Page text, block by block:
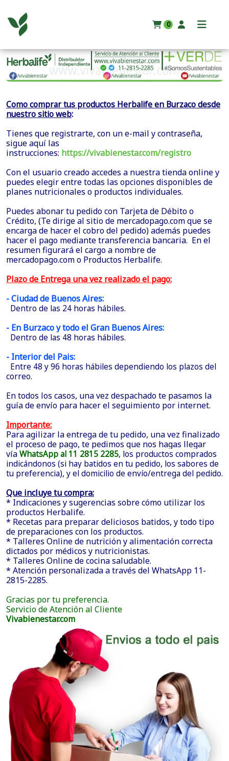
0
Como comprar tus productos Herbalife en Burzaco desde
nuestro sitio web:
Tienes que registrarte, con un e-mail y contraseña,
sigue aquí las
instrucciones: https://vivabienestar.com/registro
Con el usuario creado accedes a nuestra tienda online y
puedes elegir entre todas las opciones disponibles de
planes nutricionales o productos individuales.
Puedes abonar tu pedido con Tarjeta de Débito o
Crédito, (Te dirige al sitio de mercadopago.com que se
encarga de hacer el cobro del pedido) además puedes
hacer el pago mediante transferencia bancaria. En el
resumen figurará el cargo a nombre de
mercadopago.com o Productos Herbalife.
Plazo de Entrega una vez realizado el pago:
- Ciudad de Buenos Aires:
Dentro de las 24 horas hábiles.
- En Burzaco y todo el Gran Buenos Aires:
Dentro de las 48 horas hábiles.
- Interior del Pais:
Entre 48 y 96 horas hábiles dependiendo los plazos del
correo.
En todos los casos, una vez despachado te pasamos la
guía de envío para hacer el seguimiento por internet.
Importante:
Para agilizar la entrega de tu pedido, una vez finalizado
el proceso de pago, te pedimos que nos hagas llegar
vía WhatsApp al 11 2815 2285, los productos comprados
indicándonos (si hay batidos en tu pedido, los sabores de
tu preferencia), y el domicilio de envío/entrega del pedido.
Que incluye tu compra:
* Indicaciones y sugerencias sobre cómo utilizar los
productos Herbalife.
* Recetas para preparar deliciosos batidos, y todo tipo
de preparaciones con los productos.
* Talleres Online de nutrición y alimentación correcta
dictados por médicos y nutricionistas.
* Talleres Online de cocina saludable.
* Atención personalizada a través del WhatsApp 11-
2815-2285.
Gracias por tu preferencia.
Servicio de Atención al Cliente
Vivabienestar.com